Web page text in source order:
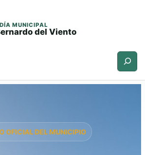
MUNICIPAL
del Viento
Buscar
OFICIAL DEL MUNICIPIO